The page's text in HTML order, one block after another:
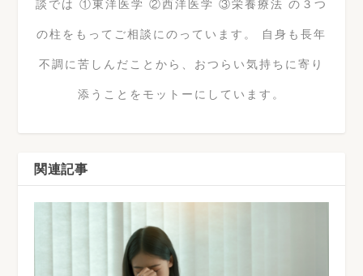
談では ①東洋医学 ②西洋医学 ③栄養療法 の３つ
の柱をもってご相談にのっています。 自身も長年
不調に苦しんだことから、おつらい気持ちに寄り
添うことをモットーにしています。
関連記事